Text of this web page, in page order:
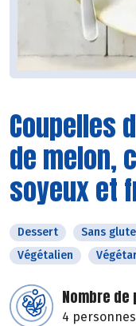
Coupelles
de melon,
soyeux et
Dessert Sans
Végétalien
Nombre
4 personnes